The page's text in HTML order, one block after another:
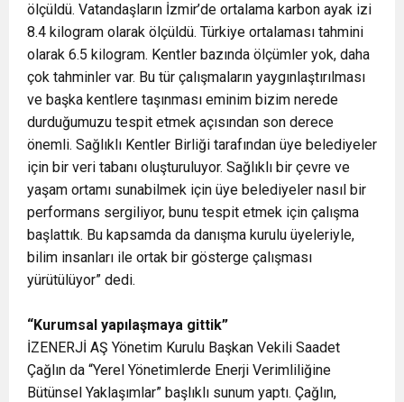
ölçüldü. Vatandaşların İzmir’de ortalama karbon ayak izi
8.4 kilogram olarak ölçüldü. Türkiye ortalaması tahmini
olarak 6.5 kilogram. Kentler bazında ölçümler yok, daha
çok tahminler var. Bu tür çalışmaların yaygınlaştırılması
ve başka kentlere taşınması eminim bizim nerede
durduğumuzu tespit etmek açısından son derece
önemli. Sağlıklı Kentler Birliği tarafından üye belediyeler
için bir veri tabanı oluşturuluyor. Sağlıklı bir çevre ve
yaşam ortamı sunabilmek için üye belediyeler nasıl bir
performans sergiliyor, bunu tespit etmek için çalışma
başlattık. Bu kapsamda da danışma kurulu üyeleriyle,
bilim insanları ile ortak bir gösterge çalışması
yürütülüyor” dedi.
“Kurumsal yapılaşmaya gittik”
İZENERJİ AŞ Yönetim Kurulu Başkan Vekili Saadet
Çağlın da “Yerel Yönetimlerde Enerji Verimliliğine
Bütünsel Yaklaşımlar” başlıklı sunum yaptı. Çağlın,